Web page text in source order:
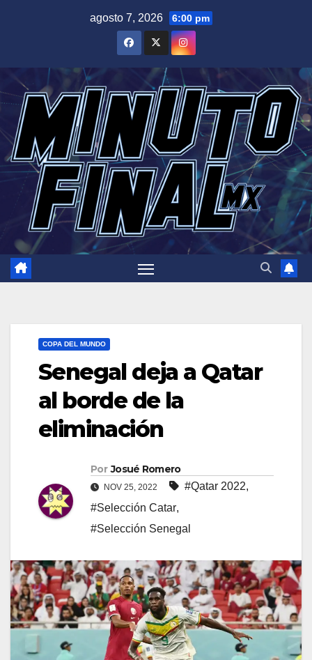
agosto 7, 2026 6:00 pm
COPA DEL MUNDO
Senegal deja a Qatar
al borde de la
eliminación
Por Josué Romero
NOV 25, 2022 #Qatar 2022,
#Selección Catar,
#Selección Senegal